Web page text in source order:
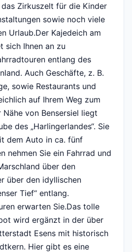
Zirkuszelt für die Kinder
sowie noch viele
Urlaub.Der Kajedeich am
sich Ihnen an zu
entlang des
Auch Geschäfte, z. B.
sowie Restaurants und
auf Ihrem Weg zum
Nähe von Bensersiel liegt
des „Harlingerlandes“. Sie
dem Auto in ca. fünf
nehmen Sie ein Fahrrad und
über den
über den idyllischen
Tief“ entlang.
erwarten Sie.Das tolle
wird ergänzt in der über
Esens mit historisch
Hier gibt es eine